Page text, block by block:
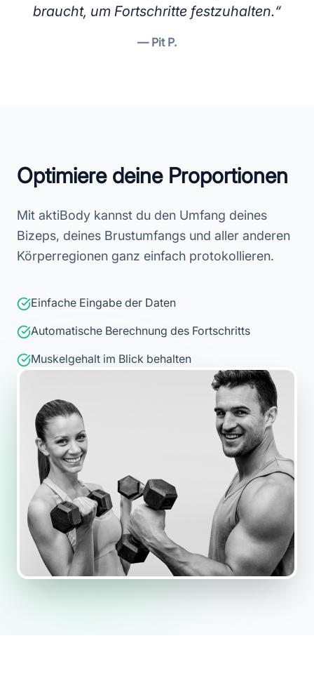
braucht, um Fortschritte festzuhalten.“
— Pit P.
Optimiere deine Proportionen
Mit aktiBody kannst du den Umfang deines
Bizeps, deines Brustumfangs und aller anderen
Körperregionen ganz einfach protokollieren.
Einfache Eingabe der Daten
Automatische Berechnung des Fortschritts
Muskelgehalt im Blick behalten